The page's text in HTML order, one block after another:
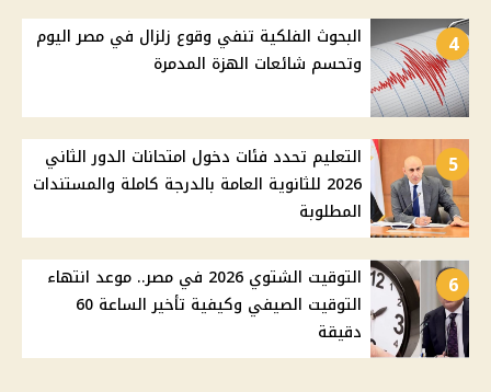
4
البحوث الفلكية تنفي وقوع زلزال في مصر اليوم
وتحسم شائعات الهزة المدمرة
5
التعليم تحدد فئات دخول امتحانات الدور الثاني
2026 للثانوية العامة بالدرجة كاملة والمستندات
المطلوبة
6
التوقيت الشتوي 2026 في مصر.. موعد انتهاء
التوقيت الصيفي وكيفية تأخير الساعة 60
دقيقة